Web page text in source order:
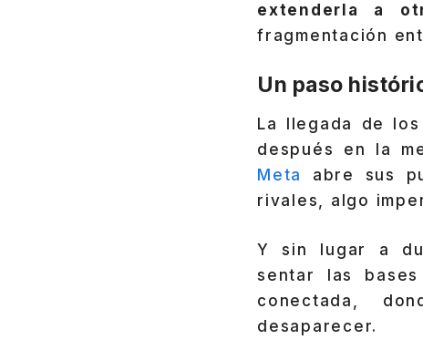
extenderla a
fragmentación
Un paso
La llegada de los
después en la
Meta
abre sus
rivales, algo
Y sin lugar a
sentar las
conectada,
desaparecer.